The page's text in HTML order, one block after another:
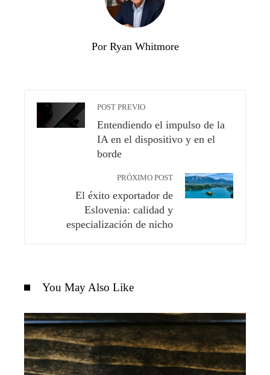
Por Ryan Whitmore
POST PREVIO
Entendiendo el impulso de la
IA en el dispositivo y en el
borde
PRÓXIMO POST
El éxito exportador de
Eslovenia: calidad y
especialización de nicho
You May Also Like